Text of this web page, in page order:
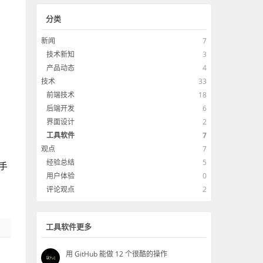
分类
新闻
7
技术新知
3
产品动态
4
技术
33
前端技术
18
后端开发
6
界面设计
2
工具软件
7
观点
7
经验总结
5
用户体验
0
评论观点
2
工具软件更多
用 GitHub 能做 12 个很酷的操作